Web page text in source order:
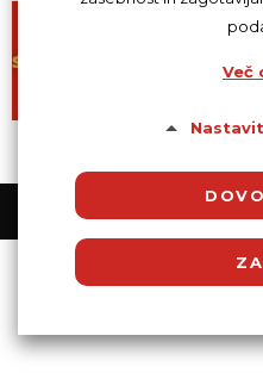
Več
Potrebni